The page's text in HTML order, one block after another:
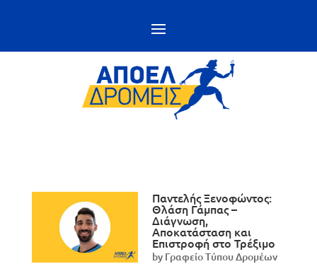
Παντελής Ξενοφώντος:
Θλάση Γάμπας –
Διάγνωση,
Αποκατάσταση και
Επιστροφή στο Τρέξιμο
by Γραφείο Τύπου Δρομέων